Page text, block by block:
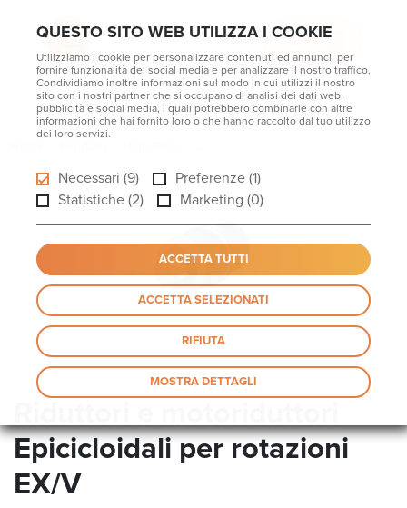
QUESTO SITO WEB UTILIZZA I COOKIE
Utilizziamo i cookie per personalizzare contenuti ed annunci, per
fornire funzionalità dei social media e per analizzare il nostro traffico.
Condividiamo inoltre informazioni sul modo in cui utilizzi il nostro
sito con i nostri partner che si occupano di analisi dei dati web,
pubblicità e social media, i quali potrebbero combinarle con altre
informazioni che hai fornito loro o che hanno raccolto dal tuo utilizzo
dei loro servizi.
Necessari (9)
Preferenze (1)
Statistiche (2)
Marketing (0)
ACCETTA TUTTI
ACCETTA SELEZIONATI
RIFIUTA
MOSTRA DETTAGLI
MENU
Riduttori e motoriduttori
Epicicloidali per rotazioni
EX/V